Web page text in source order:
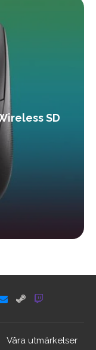
SD
Våra utmärkelser